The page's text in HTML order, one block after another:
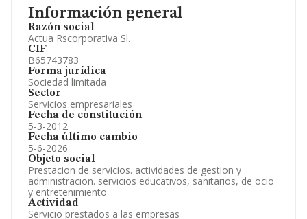
Información general
Razón social
Actua Rscorporativa Sl.
CIF
B65743783
Forma jurídica
Sociedad limitada
Sector
Servicios empresariales
Fecha de constitución
5-3-2012
Fecha último cambio
5-6-2026
Objeto social
Prestacion de servicios. actividades de gestion y
administracion. servicios educativos, sanitarios, de ocio
y entretenimiento
Actividad
Servicio prestados a las empresas
Información oficial y registral complementaria.